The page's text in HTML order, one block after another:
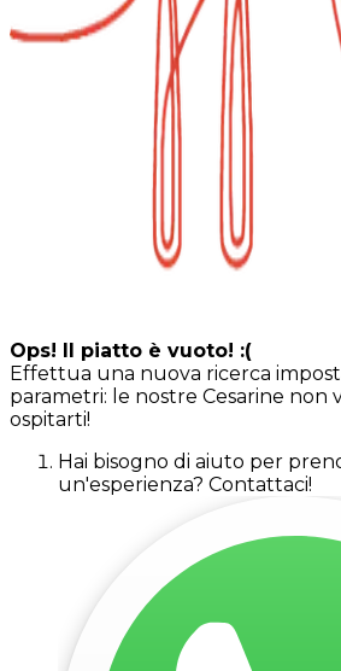
Ops! Il piatto è vuoto! :(
Effettua una nuova ricerca
parametri: le nostre Cesarine non
ospitarti!
Hai bisogno di aiuto per
un'esperienza? Contattaci!